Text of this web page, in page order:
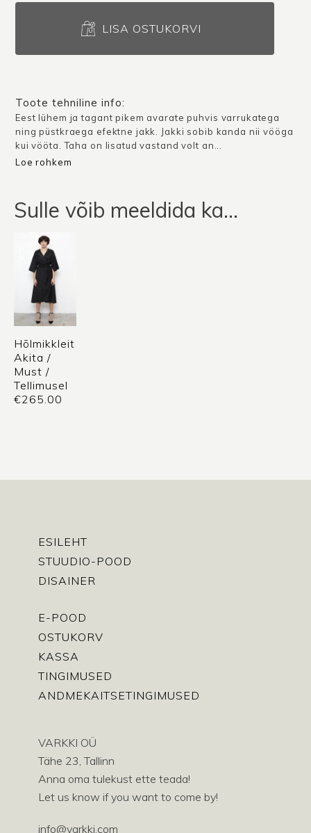
LISA OSTUKORVI
Toote tehniline info:
Eest lühem ja tagant pikem avarate puhvis varrukatega
ning püstkraega efektne jakk. Jakki sobib kanda nii vööga
kui vööta. Taha on lisatud vastand volt an...
Loe rohkem
Sulle võib meeldida ka…
Hõlmikkleit
Akita /
Must /
Tellimusel
€265.00
ESILEHT
STUUDIO-POOD
DISAINER
E-POOD
OSTUKORV
KASSA
TINGIMUSED
ANDMEKAITSETINGIMUSED
VARKKI OÜ
Tähe 23, Tallinn
Anna oma tulekust ette teada!
Let us know if you want to come by!
info@varkki.com